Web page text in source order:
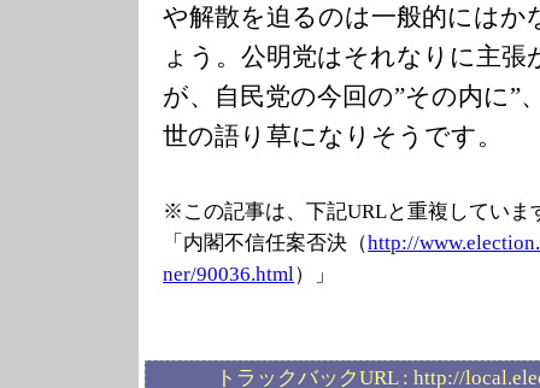
や解散を迫るのは一般的にはか
ょう。公明党はそれなりに主
が、自民党の今回の”その内に”
世の語り草になりそうです。
※この記事は、下記URLと重複していま
「内閣不信任案否決（http://www.elec
ner/90036.html ）」
トラックバックURL : http://